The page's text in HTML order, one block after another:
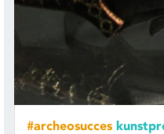
#archeosucces